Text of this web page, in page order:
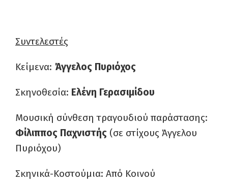
Συντελεστές
Κείμενα: Άγγελος Πυριόχος
Σκηνοθεσία: Ελένη Γερασιμίδου
Μουσική σύνθεση τραγουδιού παράστασης:
Φίλιππος Παχνιστής (σε στίχους Άγγελου
Πυριόχου)
Σκηνικά-Κοστούμια: Από Κοινού